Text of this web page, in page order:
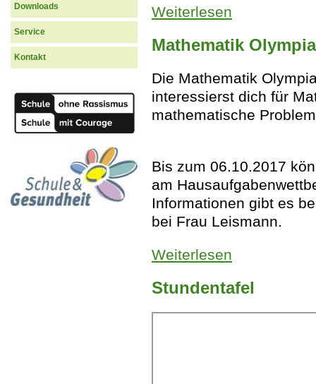
Weiterlesen
Mathematik
Die Mathematik
interessierst dich für
mathematische
Bis zum 06.10.2017
am
Informationen gibt es
bei Frau Leismann.
Weiterlesen
Stundentafel
Downloads
Service
Kontakt